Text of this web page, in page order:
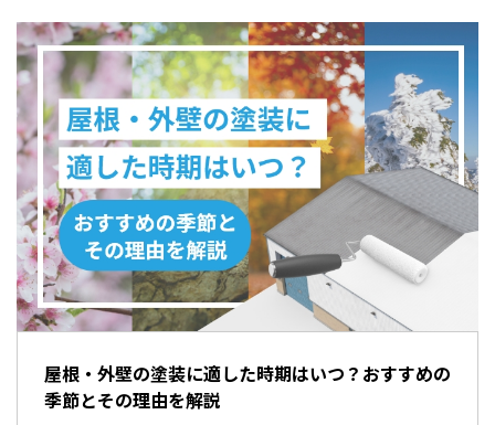
屋根・外壁の塗装に適した時期はいつ？おすすめの
季節とその理由を解説